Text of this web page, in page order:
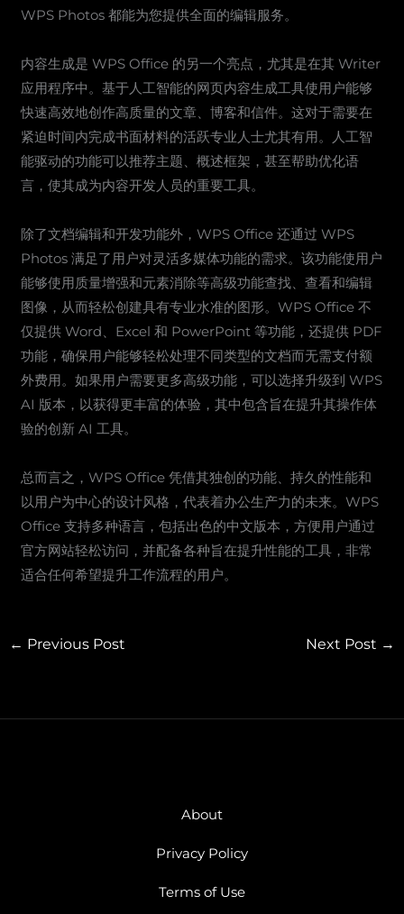
WPS Photos 都能为您提供全面的编辑服务。
内容生成是 WPS Office 的另一个亮点，尤其是在其 Writer
应用程序中。基于人工智能的网页内容生成工具使用户能够
快速高效地创作高质量的文章、博客和信件。这对于需要在
紧迫时间内完成书面材料的活跃专业人士尤其有用。人工智
能驱动的功能可以推荐主题、概述框架，甚至帮助优化语
言，使其成为内容开发人员的重要工具。
除了文档编辑和开发功能外，WPS Office 还通过 WPS
Photos 满足了用户对灵活多媒体功能的需求。该功能使用户
能够使用质量增强和元素消除等高级功能查找、查看和编辑
图像，从而轻松创建具有专业水准的图形。WPS Office 不
仅提供 Word、Excel 和 PowerPoint 等功能，还提供 PDF
功能，确保用户能够轻松处理不同类型的文档而无需支付额
外费用。如果用户需要更多高级功能，可以选择升级到 WPS
AI 版本，以获得更丰富的体验，其中包含旨在提升其操作体
验的创新 AI 工具。
总而言之，WPS Office 凭借其独创的功能、持久的性能和
以用户为中心的设计风格，代表着办公生产力的未来。WPS
Office 支持多种语言，包括出色的中文版本，方便用户通过
官方网站轻松访问，并配备各种旨在提升性能的工具，非常
适合任何希望提升工作流程的用户。
← Previous Post Next Post →
About
Privacy Policy
Terms of Use